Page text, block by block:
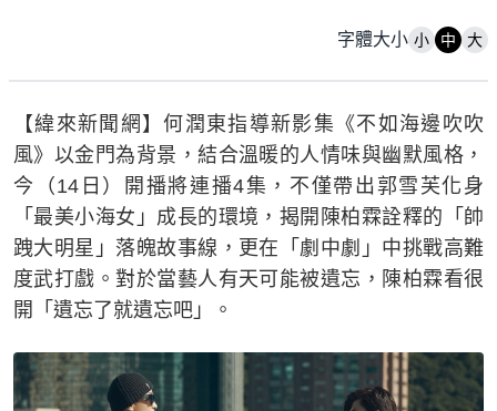
字體大小 小 中 大
【緯來新聞網】何潤東指導新影集《不如海邊吹吹
風》以金門為背景，結合溫暖的人情味與幽默風格，
今（14日）開播將連播4集，不僅帶出郭雪芙化身
「最美小海女」成長的環境，揭開陳柏霖詮釋的「帥
跩大明星」落魄故事線，更在「劇中劇」中挑戰高難
度武打戲。對於當藝人有天可能被遺忘，陳柏霖看很
開「遺忘了就遺忘吧」。